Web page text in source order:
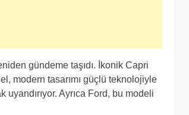
gündeme taşıdı. İkonik Capri
modern tasarımı güçlü teknolojiyle
Ayrıca Ford, bu modeli